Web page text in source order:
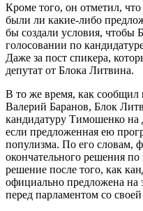
Кроме того, он отметил,
были ли какие-либо
бы создали условия, чтобы
голосовании по
Даже за пост спикера,
депутат от Блока Литвина.
В то же время, как сообщил
Валерий Баранов, Блок
кандидатуру Тимошенко на
если предложенная ею
популизма. По его словам,
окончательного решения
решение после того, как
официально предложена на
перед парламентом со